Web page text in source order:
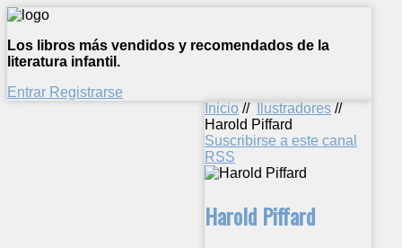
Los libros más vendidos y recomendados de la
literatura infantil.
Entrar Registrarse
Inicio // Ilustradores //
Harold Piffard
Suscribirse a este canal
RSS
Harold Piffard